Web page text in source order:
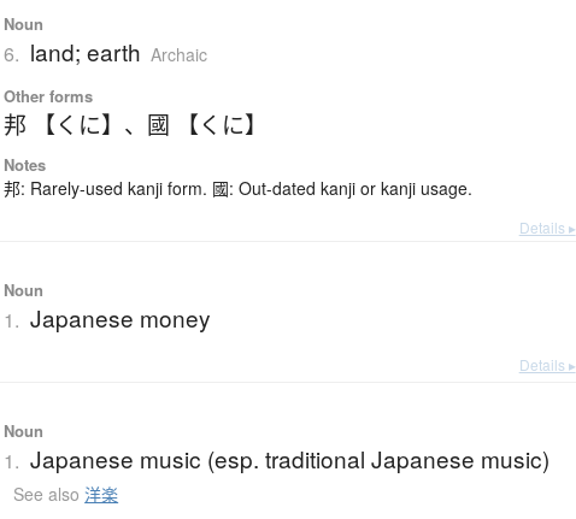
Noun
6. land; earth Archaic
Other forms
邦 【くに】 、 國 【くに】
Notes
邦: Rarely-used kanji form. 國: Out-dated kanji or kanji usage.
Details ▸
Noun
1. Japanese money
Details ▸
Noun
1. Japanese music (esp. traditional Japanese music)
See also 洋楽